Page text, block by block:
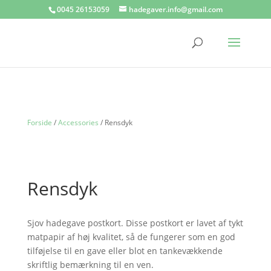
0045 26153059 hadegaver.info@gmail.com
Forside /Accessories / Rensdyk
Rensdyk
Sjov hadegave postkort. Disse postkort er lavet af tykt
matpapir af høj kvalitet, så de fungerer som en god
tilføjelse til en gave eller blot en tankevækkende
skriftlig bemærkning til en ven.